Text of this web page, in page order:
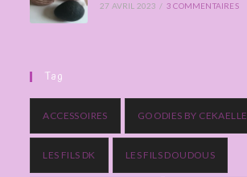
27 AVRIL 2023 / 3 COMMENTAIRES
Tag
ACCESSOIRES GOODIES BY CEKAELLE
LES FILS DK LES FILS DOUDOUS